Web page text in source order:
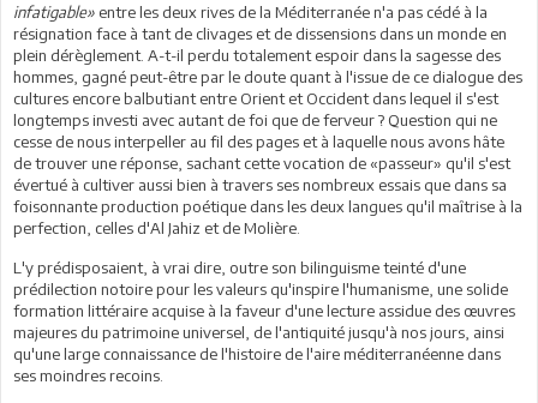
infatigable» entre les deux rives de la Méditerranée n'a pas cédé à la
résignation face à tant de clivages et de dissensions dans un monde en
plein dérèglement. A-t-il perdu totalement espoir dans la sagesse des
hommes, gagné peut-être par le doute quant à l'issue de ce dialogue des
cultures encore balbutiant entre Orient et Occident dans lequel il s'est
longtemps investi avec autant de foi que de ferveur ? Question qui ne
cesse de nous interpeller au fil des pages et à laquelle nous avons hâte
de trouver une réponse, sachant cette vocation de «passeur» qu'il s'est
évertué à cultiver aussi bien à travers ses nombreux essais que dans sa
foisonnante production poétique dans les deux langues qu'il maîtrise à la
perfection, celles d'Al Jahiz et de Molière.
L'y prédisposaient, à vrai dire, outre son bilinguisme teinté d'une
prédilection notoire pour les valeurs qu'inspire l'humanisme, une solide
formation littéraire acquise à la faveur d'une lecture assidue des œuvres
majeures du patrimoine universel, de l'antiquité jusqu'à nos jours, ainsi
qu'une large connaissance de l'histoire de l'aire méditerranéenne dans
ses moindres recoins.